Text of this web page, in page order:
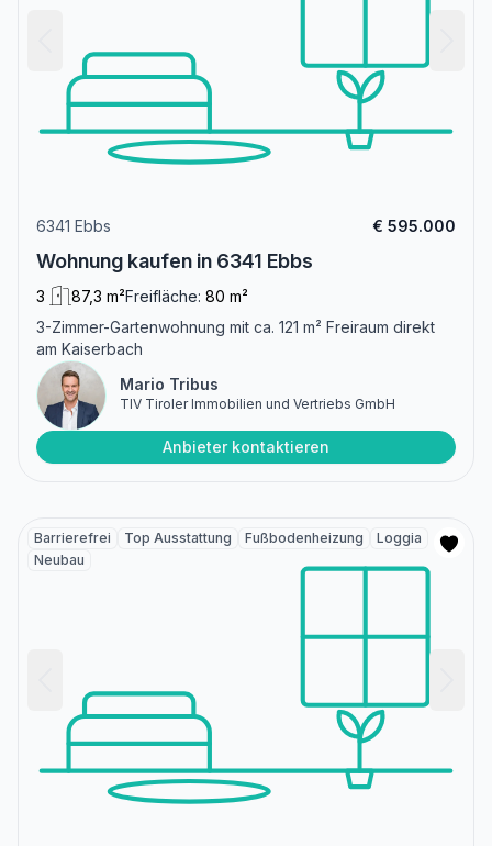
6341 Ebbs € 595.000
Wohnung kaufen in 6341 Ebbs
3 87,3 m²Freifläche: 80 m²
3-Zimmer-Gartenwohnung mit ca. 121 m² Freiraum direkt
am Kaiserbach
Mario Tribus
TIV Tiroler Immobilien und Vertriebs GmbH
Anbieter kontaktieren
Barrierefrei Top Ausstattung Fußbodenheizung
Loggia
Neubau